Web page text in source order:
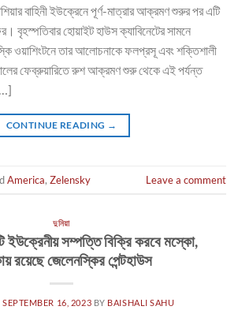
বাহিনী ইউক্রেনে পূর্ণ-মাত্রার আক্রমণ শুরুর পর এটি
বৃহস্পতিবার হোয়াইট হাউস ক্যাবিনেটের সামনে
ওয়াশিংটনে তার আলোচনাকে ফলপ্রসূ এবং শক্তিশালী
ফেব্রুয়ারিতে রুশ আক্রমণ শুরু থেকে এই পর্যন্ত
CONTINUE READING →
America, Zelensky Leave a comment
দুনিয়া
ইউক্রেনীয় সম্পত্তি বিক্রি করবে মস্কো,
রয়েছে জেলেনস্কির পেন্টহাউস
SEPTEMBER 16, 2023 BY BAISHALI SAHU